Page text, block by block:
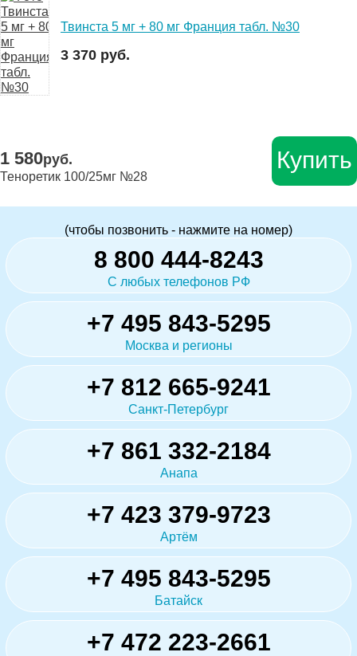
Твинста 5 мг + 80 мг Франция табл. №30
3 370 руб.
1 580руб.
Теноретик 100/25мг №28
Купить
(чтобы позвонить - нажмите на номер)
8 800 444-8243
С любых телефонов РФ
+7 495 843-5295
Москва и регионы
+7 812 665-9241
Санкт-Петербург
+7 861 332-2184
Анапа
+7 423 379-9723
Артём
+7 495 843-5295
Батайск
+7 472 223-2661